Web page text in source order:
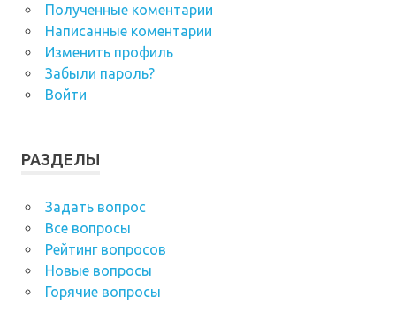
Полученные коментарии
Написанные коментарии
Изменить профиль
Забыли пароль?
Войти
РАЗДЕЛЫ
Задать вопрос
Все вопросы
Рейтинг вопросов
Новые вопросы
Горячие вопросы